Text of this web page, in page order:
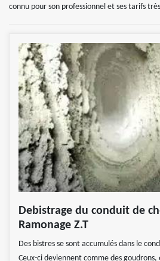
connu pour son professionnel et ses tarifs
Debistrage du conduit de
Ramonage Z.T
Des bistres se sont accumulés dans le
Ceux-ci deviennent comme des